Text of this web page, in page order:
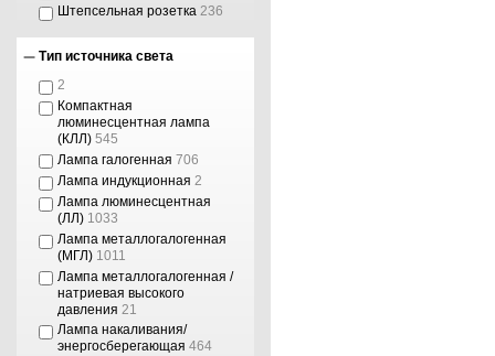
Штепсельная розетка 236
Тип источника света
2
Компактная
люминесцентная лампа
(КЛЛ) 545
Лампа галогенная 706
Лампа индукционная 2
Лампа люминесцентная
(ЛЛ) 1033
Лампа металлогалогенная
(МГЛ) 1011
Лампа металлогалогенная /
натриевая высокого
давления 21
Лампа накаливания/
энергосберегающая 464